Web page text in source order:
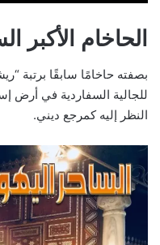
الحاخام الأكبر
بصفته حاخامًا سابقًا برتبة
للجالية السفاردية في أرض
النظر إليه كمرجع ديني.